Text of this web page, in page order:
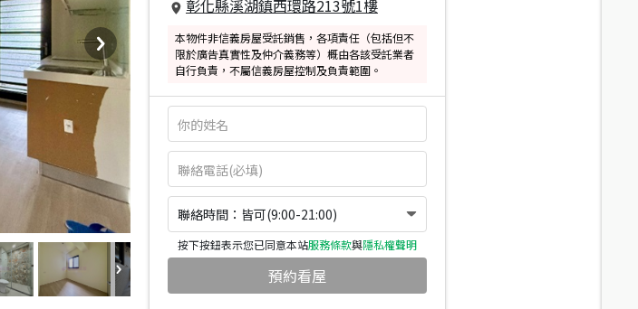
彰化縣溪湖鎮西環路213號1樓
本物件非信義房屋受託銷售，各項責任（包括但不
限於廣告真實性及仲介義務等）概由各該受託業者
自行負責，不屬信義房屋控制及負責範圍。
聯絡時間：皆可(9:00-21:00)
按下按鈕表示您已同意本站服務條款與隱私權聲明
預約看屋